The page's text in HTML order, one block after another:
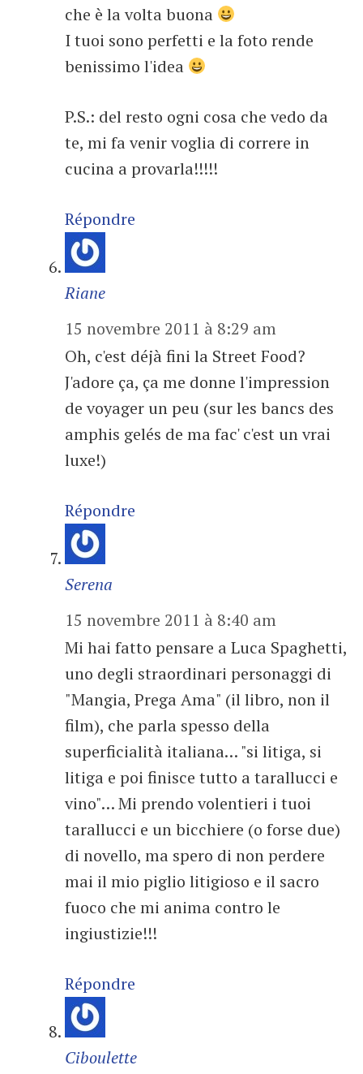
che è la volta buona
I tuoi sono perfetti e la foto rende
benissimo l'idea
P.S.: del resto ogni cosa che vedo da
te, mi fa venir voglia di correre in
cucina a provarla!!!!!
Répondre
Riane
15 novembre 2011 à 8:29 am
Oh, c'est déjà fini la Street Food?
J'adore ça, ça me donne l'impression
de voyager un peu (sur les bancs des
amphis gelés de ma fac' c'est un vrai
luxe!)
Répondre
Serena
15 novembre 2011 à 8:40 am
Mi hai fatto pensare a Luca Spaghetti,
uno degli straordinari personaggi di
"Mangia, Prega Ama" (il libro, non il
film), che parla spesso della
superficialità italiana… "si litiga, si
litiga e poi finisce tutto a tarallucci e
vino"… Mi prendo volentieri i tuoi
tarallucci e un bicchiere (o forse due)
di novello, ma spero di non perdere
mai il mio piglio litigioso e il sacro
fuoco che mi anima contro le
ingiustizie!!!
Répondre
Ciboulette